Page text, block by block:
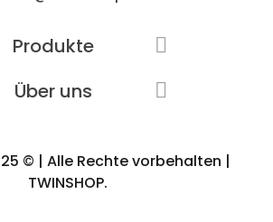
Produkte 
Über uns 
© | Alle Rechte vorbehalten |
TWINSHOP.